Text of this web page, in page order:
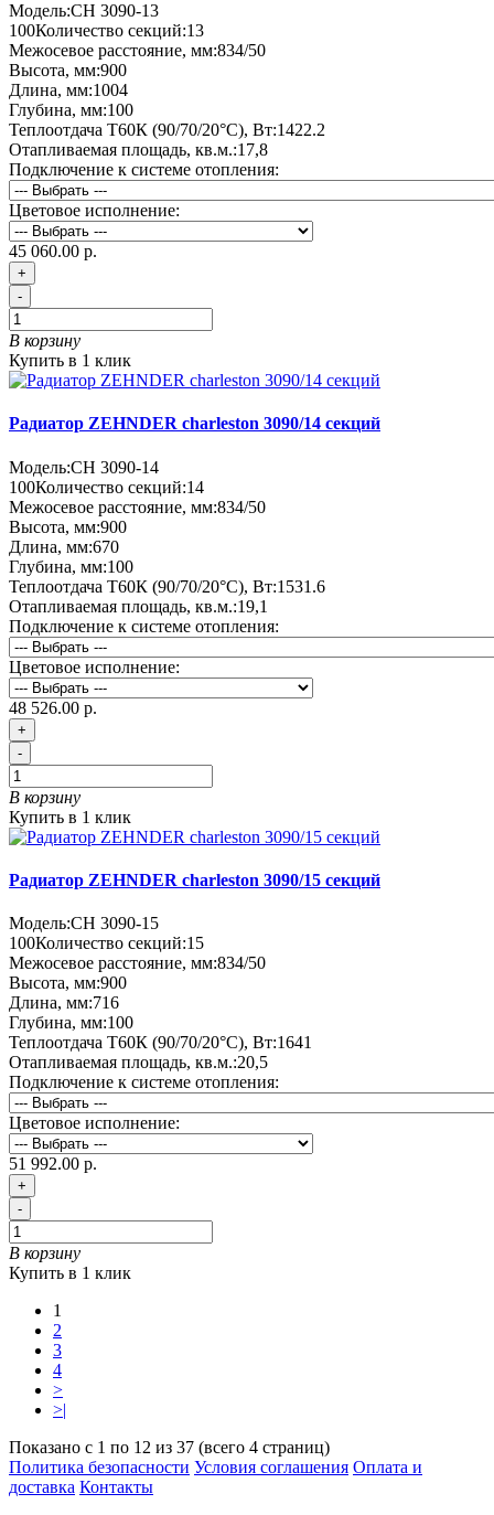
Модель:CH 3090-13
100Количество секций:13
Межосевое расстояние, мм:834/50
Высота, мм:900
Длина, мм:1004
Глубина, мм:100
Теплоотдача Т60К (90/70/20°C), Вт:1422.2
Отапливаемая площадь, кв.м.:17,8
Подключение к системе отопления:
Цветовое исполнение:
45 060.00 р.
+
-
В корзину
Купить в 1 клик
Радиатор ZEHNDER charleston 3090/14 секций
Модель:CH 3090-14
100Количество секций:14
Межосевое расстояние, мм:834/50
Высота, мм:900
Длина, мм:670
Глубина, мм:100
Теплоотдача Т60К (90/70/20°C), Вт:1531.6
Отапливаемая площадь, кв.м.:19,1
Подключение к системе отопления:
Цветовое исполнение:
48 526.00 р.
+
-
В корзину
Купить в 1 клик
Радиатор ZEHNDER charleston 3090/15 секций
Модель:CH 3090-15
100Количество секций:15
Межосевое расстояние, мм:834/50
Высота, мм:900
Длина, мм:716
Глубина, мм:100
Теплоотдача Т60К (90/70/20°C), Вт:1641
Отапливаемая площадь, кв.м.:20,5
Подключение к системе отопления:
Цветовое исполнение:
51 992.00 р.
+
-
В корзину
Купить в 1 клик
1
2
3
4
>
>|
Показано с 1 по 12 из 37 (всего 4 страниц)
Политика безопасности Условия соглашения Оплата и
доставка Контакты